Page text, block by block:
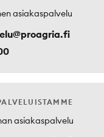
asiakaspalvelu
asiakaspalvelu